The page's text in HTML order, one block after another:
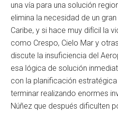
una vía para una solución
elimina la necesidad de un
Caribe, y si hace muy difícil la
como Crespo, Cielo Mar y
discute la insuficiencia del
esa lógica de solución
con la planificación
terminar realizando enormes
Núñez que después dificulten